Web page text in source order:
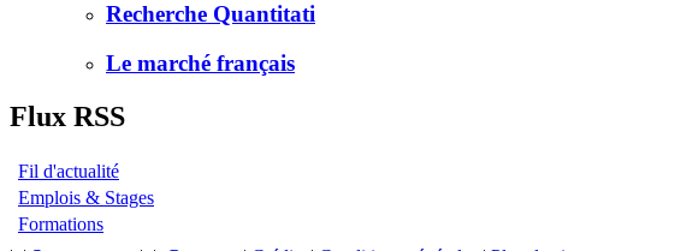
Recherche Quantitati
Le marché français
Flux RSS
Fil d'actualité
Emplois & Stages
Formations